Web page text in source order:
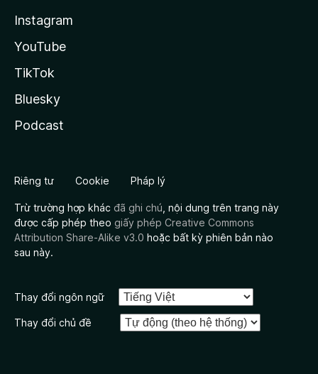
Instagram
YouTube
TikTok
Bluesky
Podcast
Riêng tư Cookie Pháp lý
Trừ trường hợp khác đã ghi chú , nội dung trên trang này
được cấp phép theo giấy phép Creative Commons
Attribution Share-Alike v3.0 hoặc bất kỳ phiên bản nào
sau này.
Thay đổi ngôn ngữ
Thay đổi chủ đề